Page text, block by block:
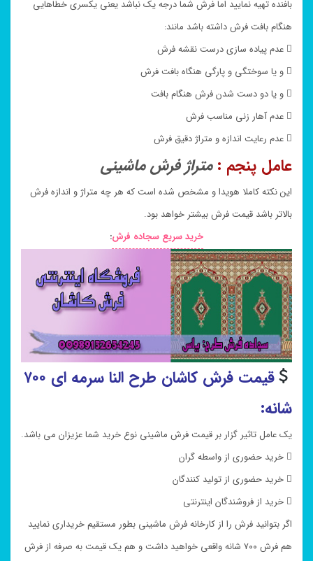
بافنده تهیه نمایید اما فرش شما درجه یک نباشد یعنی یکسری خطاهایی
هنگام بافت فرش داشته باشد مانند:
 عدم پیاده سازی درست نقشه فرش
 و یا سوختگی و پارگی هنگاه بافت فرش
 و یا دو دست شدن فرش هنگام بافت
 عدم آهار زنی مناسب فرش
 عدم رعایت اندازه و متراژ دقیق فرش
عامل پنجم : متراژ فرش ماشینی
این نکته کاملا هویدا و مشخص شده است که هر چه متراژ و اندازه فرش
بالاتر باشد قیمت فرش بیشتر خواهد بود.
خرید سریع سجاده فرش:
قیمت فرش کاشان طرح النا سرمه ای ۷۰۰
شانه:
یک عامل تاثیر گزار بر قیمت فرش ماشینی نوع خرید شما عزیزان می باشد.
 خرید حضوری از واسطه گران
 خرید حضوری از تولید کنندگان
 خرید از فروشندگان اینترنتی
اگر بتوانید فرش را از کارخانه فرش ماشینی بطور مستقیم خریداری نمایید
هم فرش ۷۰۰ شانه واقعی خواهید داشت و هم یک قیمت به صرفه از فرش